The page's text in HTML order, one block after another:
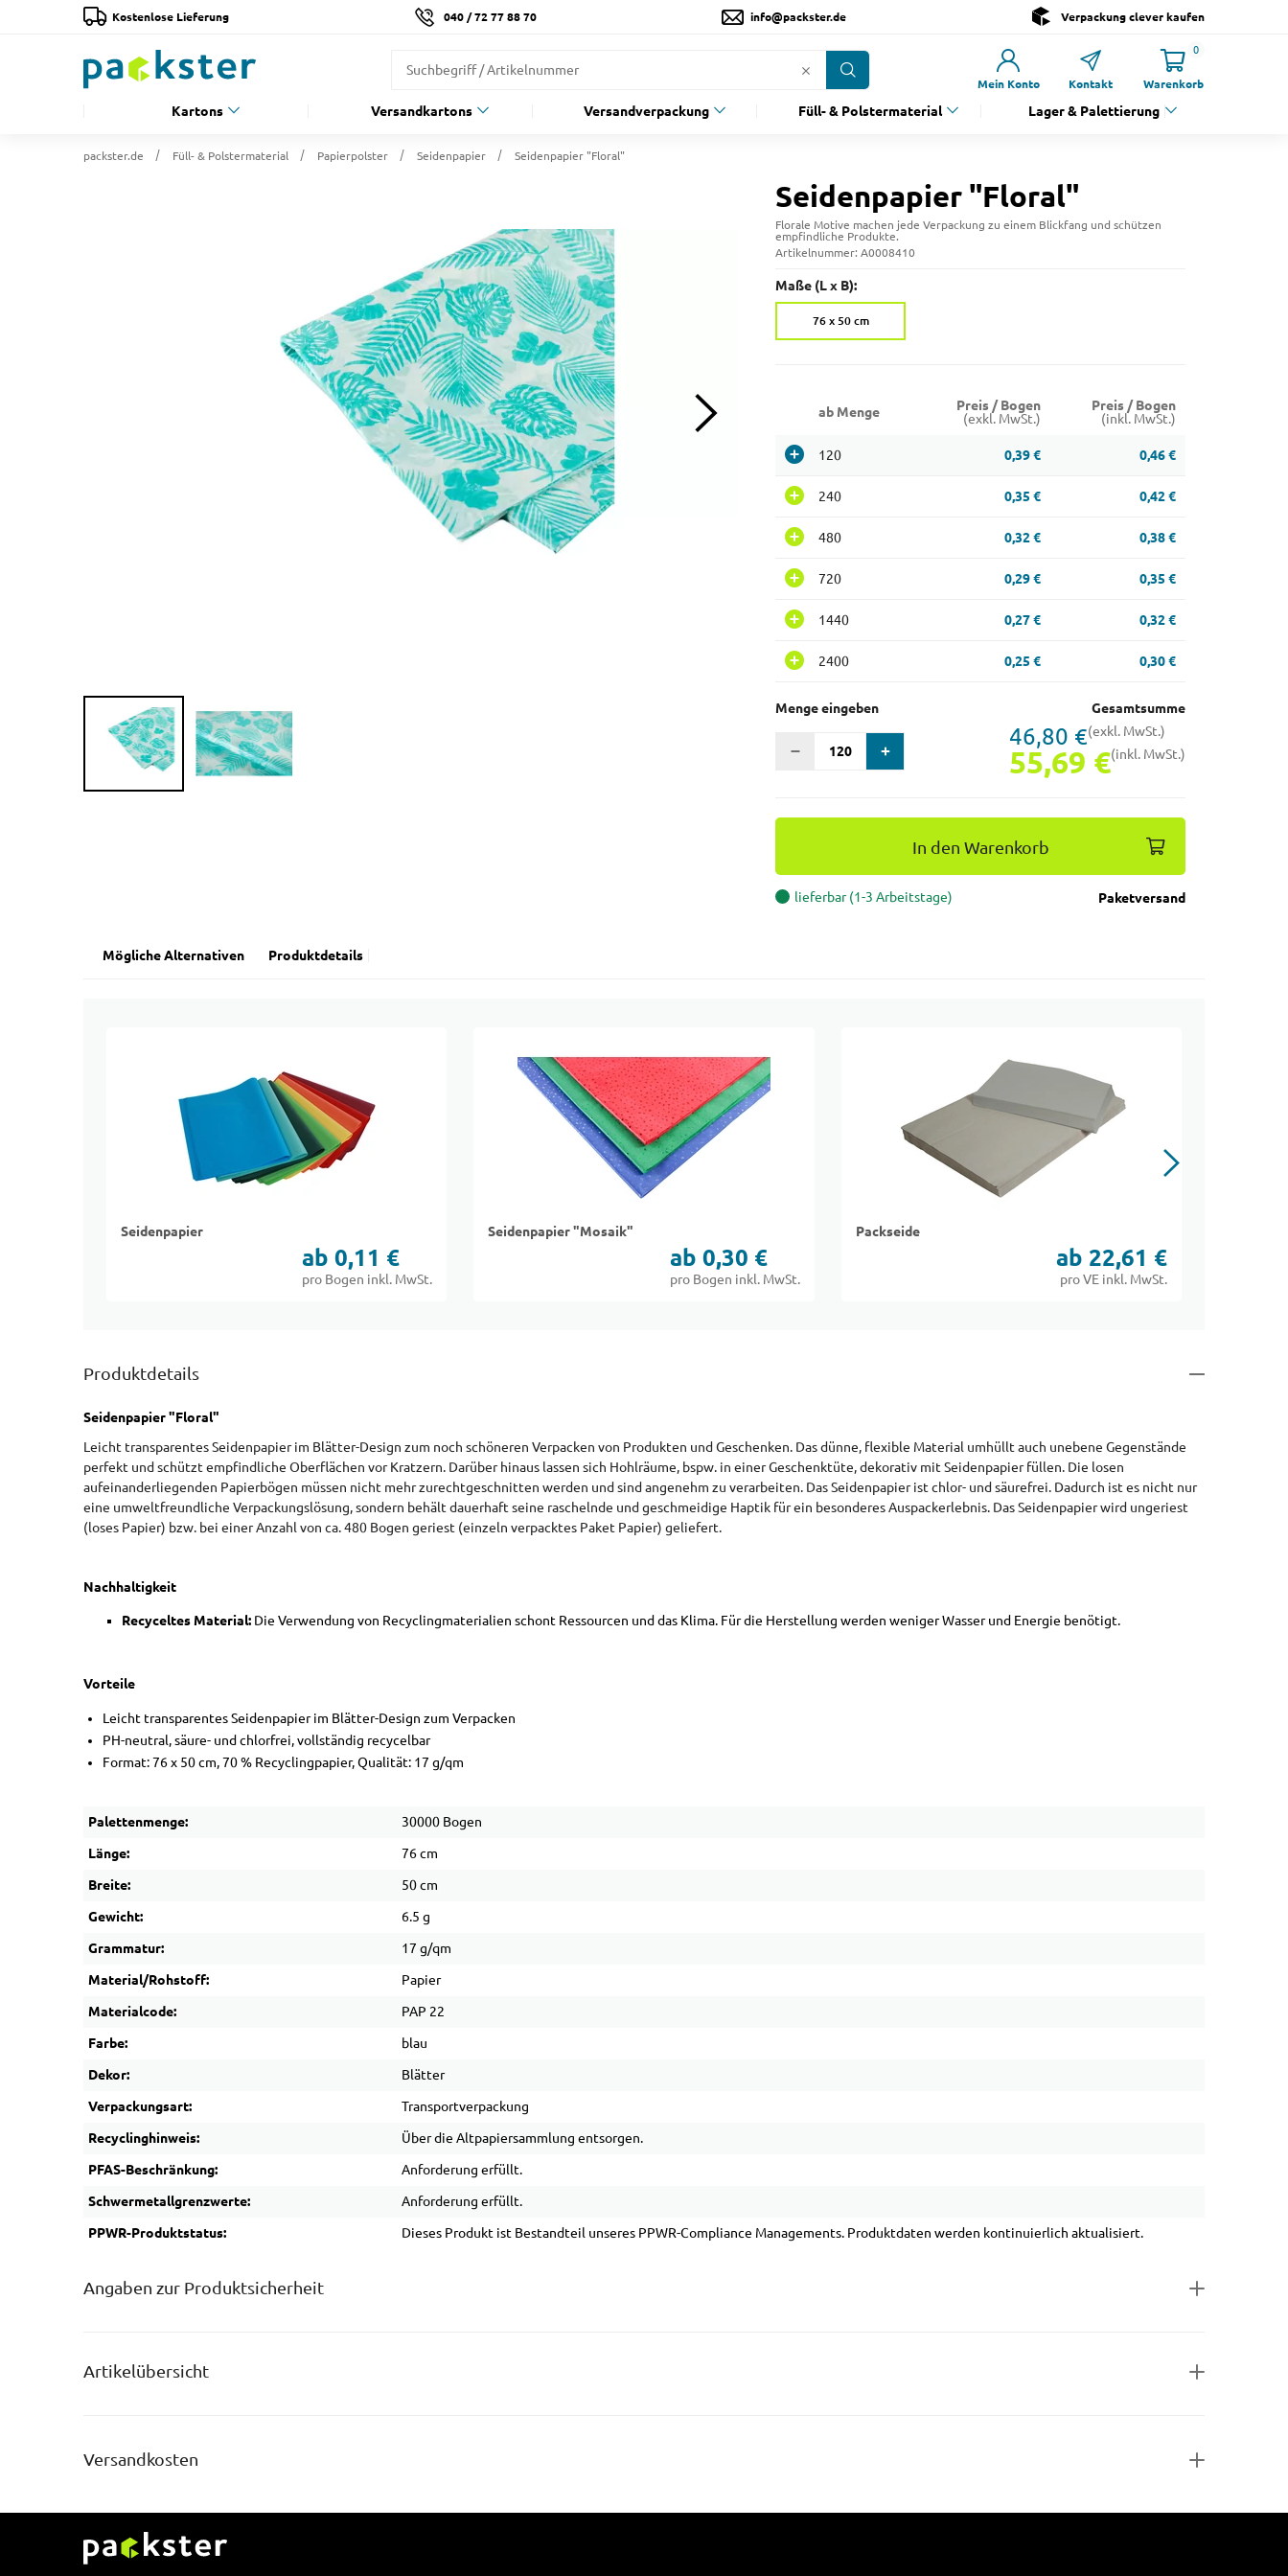
Kostenlose Lieferung 040 / 72 77 88 70 info@packster.de Verpackung clever kaufen
Mein Konto Kontakt
0
Warenkorb
Kartons Versandkartons Versandverpackung Füll- & Polstermaterial Lager & Palettierung
packster.de Füll- & Polstermaterial Papierpolster Seidenpapier Seidenpapier "Floral"
Seidenpapier "Floral"
Florale Motive machen jede Verpackung zu einem Blickfang und schützen
empfindliche Produkte.
Artikelnummer: A0008410
Maße (L x B):
76 x 50 cm
ab Menge
Preis / Bogen
(exkl. MwSt.)
Preis / Bogen
(inkl. MwSt.)
120 0,39 € 0,46 €
240 0,35 € 0,42 €
480 0,32 € 0,38 €
720 0,29 € 0,35 €
1440 0,27 € 0,32 €
2400 0,25 € 0,30 €
Menge eingeben Gesamtsumme
46,80 €(exkl. MwSt.)
55,69 €(inkl. MwSt.)
In den Warenkorb
lieferbar (1-3 Arbeitstage) Paketversand
Mögliche Alternativen Produktdetails
Seidenpapier
ab 0,11 €
pro Bogen inkl. MwSt.
Seidenpapier "Mosaik"
ab 0,30 €
pro Bogen inkl. MwSt.
Packseide
ab 22,61 €
pro VE inkl. MwSt.
Produktdetails
Seidenpapier "Floral"
Leicht transparentes Seidenpapier im Blätter-Design zum noch schöneren Verpacken von Produkten und Geschenken. Das dünne, flexible Material umhüllt auch unebene Gegenstände
perfekt und schützt empfindliche Oberflächen vor Kratzern. Darüber hinaus lassen sich Hohlräume, bspw. in einer Geschenktüte, dekorativ mit Seidenpapier füllen. Die losen
aufeinanderliegenden Papierbögen müssen nicht mehr zurechtgeschnitten werden und sind angenehm zu verarbeiten. Das Seidenpapier ist chlor- und säurefrei. Dadurch ist es nicht nur
eine umweltfreundliche Verpackungslösung, sondern behält dauerhaft seine raschelnde und geschmeidige Haptik für ein besonderes Auspackerlebnis. Das Seidenpapier wird ungeriest
(loses Papier) bzw. bei einer Anzahl von ca. 480 Bogen geriest (einzeln verpacktes Paket Papier) geliefert.
Nachhaltigkeit
Recyceltes Material: Die Verwendung von Recyclingmaterialien schont Ressourcen und das Klima. Für die Herstellung werden weniger Wasser und Energie benötigt.
Vorteile
Leicht transparentes Seidenpapier im Blätter-Design zum Verpacken
PH-neutral, säure- und chlorfrei, vollständig recycelbar
Format: 76 x 50 cm, 70 % Recyclingpapier, Qualität: 17 g/qm
Palettenmenge: 30000 Bogen
Länge: 76 cm
Breite: 50 cm
Gewicht: 6.5 g
Grammatur: 17 g/qm
Material/Rohstoff: Papier
Materialcode: PAP 22
Farbe: blau
Dekor: Blätter
Verpackungsart: Transportverpackung
Recyclinghinweis: Über die Altpapiersammlung entsorgen.
PFAS-Beschränkung: Anforderung erfüllt.
Schwermetallgrenzwerte: Anforderung erfüllt.
PPWR-Produktstatus: Dieses Produkt ist Bestandteil unseres PPWR-Compliance Managements. Produktdaten werden kontinuierlich aktualisiert.
Angaben zur Produktsicherheit
Artikelübersicht
Versandkosten